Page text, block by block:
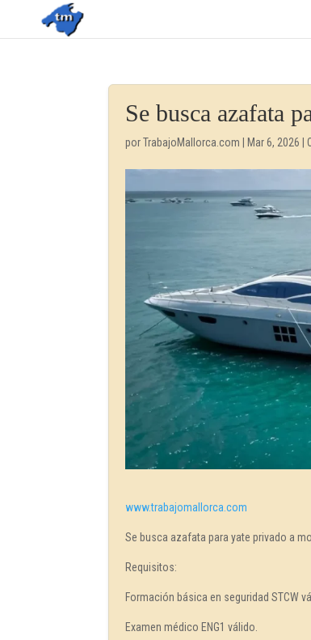
Se busca azafata
porTrabajoMallorca.com Mar 6, 2026 |
www.trabajomallorca.com
Se busca azafata para yate privado a
Requisitos:
Formación básica en seguridad STCW
Examen médico ENG1 válido.